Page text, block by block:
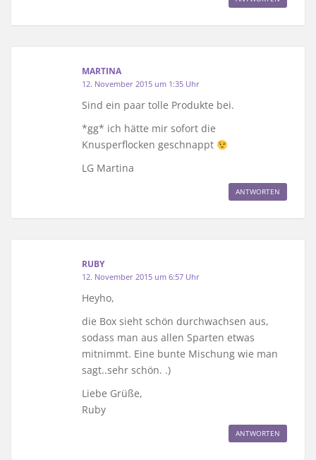
MARTINA
12. November 2015 um 1:35 Uhr
Sind ein paar tolle Produkte bei.
*gg* ich hätte mir sofort die
Knusperflocken geschnappt
LG Martina
ANTWORTEN
RUBY
12. November 2015 um 6:57 Uhr
Heyho,
die Box sieht schön durchwachsen aus,
sodass man aus allen Sparten etwas
mitnimmt. Eine bunte Mischung wie man
sagt..sehr schön. .)
Liebe Grüße,
Ruby
ANTWORTEN